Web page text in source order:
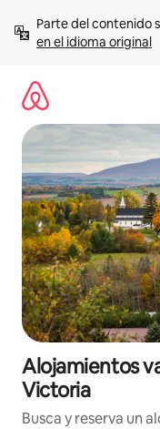
contenido
Parte del contenido
en el idioma original
Alojamientos
Victoria
Busca y reserva un